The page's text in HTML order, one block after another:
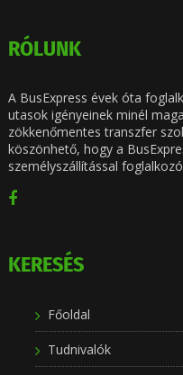
RÓLUNK
A BusExpress évek óta
utasok igényeinek minél
zökkenőmentes transzfer
köszönhető, hogy a
személyszállítással
KERESÉS
Főoldal
Tudnivalók